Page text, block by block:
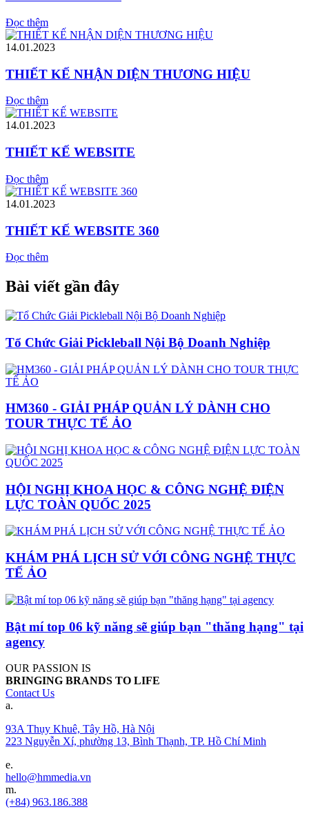
Đọc thêm
14.01.2023
THIẾT KẾ NHẬN DIỆN THƯƠNG HIỆU
Đọc thêm
14.01.2023
THIẾT KẾ WEBSITE
Đọc thêm
14.01.2023
THIẾT KẾ WEBSITE 360
Đọc thêm
Bài viết gần đây
Tổ Chức Giải Pickleball Nội Bộ Doanh Nghiệp
HM360 - GIẢI PHÁP QUẢN LÝ DÀNH CHO
TOUR THỰC TẾ ẢO
HỘI NGHỊ KHOA HỌC & CÔNG NGHỆ ĐIỆN
LỰC TOÀN QUỐC 2025
KHÁM PHÁ LỊCH SỬ VỚI CÔNG NGHỆ THỰC
TẾ ẢO
Bật mí top 06 kỹ năng sẽ giúp bạn "thăng hạng" tại
agency
OUR PASSION IS
BRINGING BRANDS TO LIFE
Contact Us
a.
93A Thụy Khuê, Tây Hồ, Hà Nội
223 Nguyễn Xí, phường 13, Bình Thạnh, TP. Hồ Chí Minh
e.
hello@hmmedia.vn
m.
(+84) 963.186.388